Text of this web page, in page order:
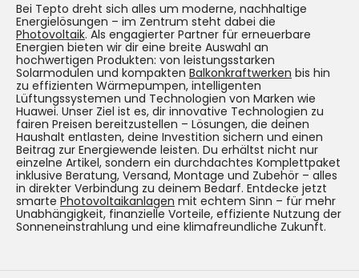
Bei Tepto dreht sich alles um moderne, nachhaltige
Energielösungen – im Zentrum steht dabei die
Photovoltaik. Als engagierter Partner für erneuerbare
Energien bieten wir dir eine breite Auswahl an
hochwertigen Produkten: von leistungsstarken
Solarmodulen und kompakten Balkonkraftwerken bis hin
zu effizienten Wärmepumpen, intelligenten
Lüftungssystemen und Technologien von Marken wie
Huawei. Unser Ziel ist es, dir innovative Technologien zu
fairen Preisen bereitzustellen – Lösungen, die deinen
Haushalt entlasten, deine Investition sichern und einen
Beitrag zur Energiewende leisten. Du erhältst nicht nur
einzelne Artikel, sondern ein durchdachtes Komplettpaket
inklusive Beratung, Versand, Montage und Zubehör – alles
in direkter Verbindung zu deinem Bedarf. Entdecke jetzt
smarte Photovoltaikanlagen mit echtem Sinn – für mehr
Unabhängigkeit, finanzielle Vorteile, effiziente Nutzung der
Sonneneinstrahlung und eine klimafreundliche Zukunft.